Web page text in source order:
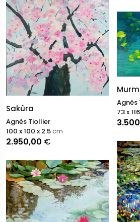
Sakûra
Agnès Tiollier
2.950,00 €
100 x 100 x 2.5cm
Agnès
73 x